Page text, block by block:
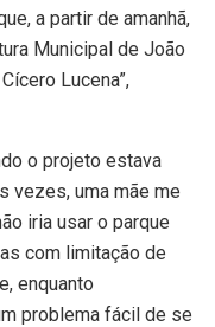
a partir de amanhã,
Municipal de João
Lucena”,
o projeto estava
vezes, uma mãe me
iria usar o parque
com limitação de
enquanto
problema fácil de se